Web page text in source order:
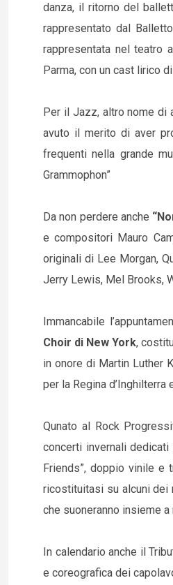
danza, il ritorno del
rappresentato dal
rappresentata nel teatro
Parma, con un cast lirico
Per il Jazz, altro nome di
avuto il merito di aver
frequenti nella grande
Grammophon”
Da non perdere anche
e compositori Mauro
originali di Lee Morgan,
Jerry Lewis, Mel Brooks,
Immancabile
Choir di New York,
in onore di Martin Luther
per la Regina
Qunato al Rock
concerti invernali
Friends”, doppio vinile e
ricostituitasi su alcuni dei
che suoneranno insieme
In calendario anche il
e coreografica dei